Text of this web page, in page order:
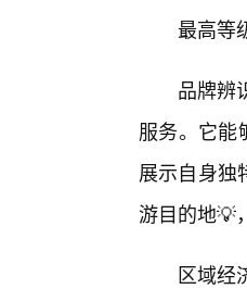
最高等
品牌辨
服务。它能
展示自身独
游目的地💡
区域经